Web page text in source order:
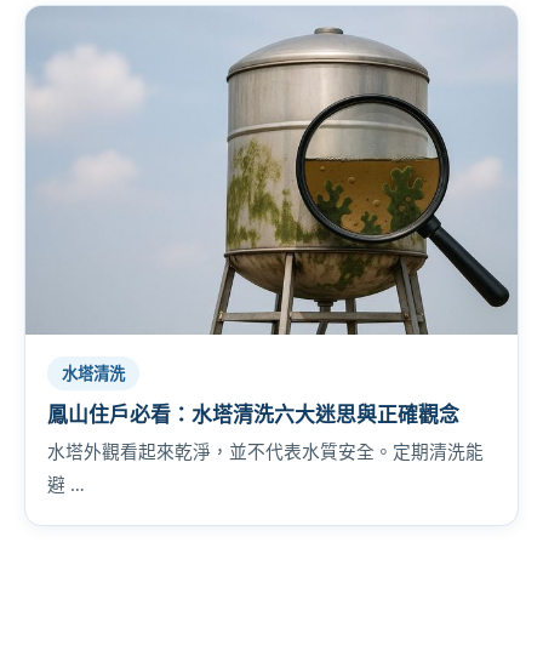
水塔清洗
鳳山住戶必看：水塔清洗六大迷思與正確觀念
水塔外觀看起來乾淨，並不代表水質安全。定期清洗能
避 …